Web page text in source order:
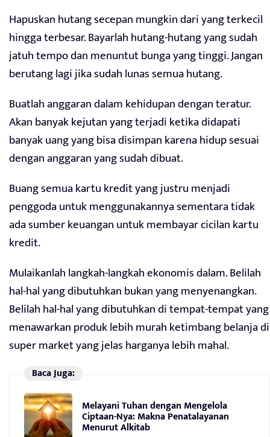
Hapuskan hutang secepan mungkin dari yang terkecil
hingga terbesar. Bayarlah hutang-hutang yang sudah
jatuh tempo dan menuntut bunga yang tinggi. Jangan
berutang lagi jika sudah lunas semua hutang.
Buatlah anggaran dalam kehidupan dengan teratur.
Akan banyak kejutan yang terjadi ketika didapati
banyak uang yang bisa disimpan karena hidup sesuai
dengan anggaran yang sudah dibuat.
Buang semua kartu kredit yang justru menjadi
penggoda untuk menggunakannya sementara tidak
ada sumber keuangan untuk membayar cicilan kartu
kredit.
Mulaikanlah langkah-langkah ekonomis dalam. Belilah
hal-hal yang dibutuhkan bukan yang menyenangkan.
Belilah hal-hal yang dibutuhkan di tempat-tempat yang
menawarkan produk lebih murah ketimbang belanja di
super market yang jelas harganya lebih mahal.
Baca Juga:
Melayani Tuhan dengan Mengelola
Ciptaan-Nya: Makna Penatalayanan
Menurut Alkitab